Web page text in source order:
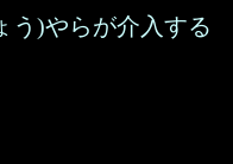
う)やらが介入する